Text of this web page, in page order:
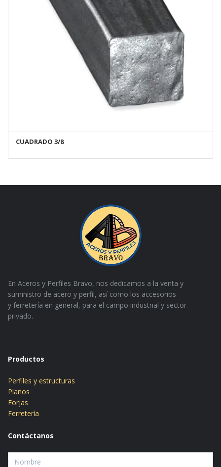
CUADRADO 3/8
En Aceros y Perfiles Bravo, nos dedicamos a la venta y
suministro de acero y perfil, así como los accesorios
y ferretería en general, para el campo industrial y sector
privado.
Productos
Perfiles y estructuras
Planos
Forjas
Ferretería
Contáctanos